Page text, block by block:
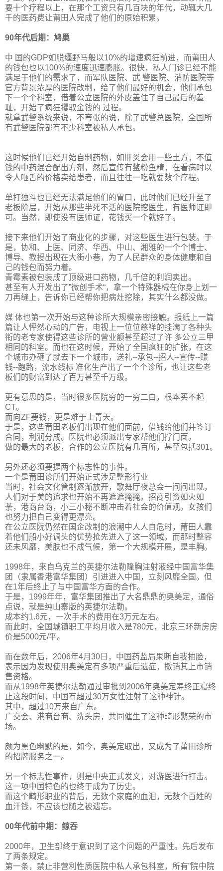
要十个疗程以上，在那个工资只有几百块的年代，动辄大几
千的医药费让莆田人完成了他们的原始积累。
90年代后期：鸠巢
中 国的GDP如脱缰野马般以10%的增速疯狂前进，而莆田人
的钱包也以100%的速度迅速膨胀。很快，私人门诊已经不能
满足于他们的需求了，而军队医院、武 警医院、消防医院等
官方背景浓厚的医院改制，给了他们最好的机会，他们承包
下一个个科室，借着公立医院的外皮盖住了自己最后的羞
耻，开始了疯狂攫取金钱的 过程。
就拿武警系统来说，不夸张的说，除了武警总医院，全国所
有武警医院都有不少科室被私人承包。
这时候他们已经开始自制药物，如肝炎会用一些土方，不值
钱的中药混合配出方剂，然后宣传有鳖粉鱼精，在看病时以
令人咂舌的价格卖给患者，而且往往一吃就要数个疗程。
单打独斗也已经无法满足他们的胃口，此时他们已经升至了
老板阶层，开始从那些半死不活的医院挖医生，有医师证即
可。当然，即使没有医师证，花钱买一个就好了。
接下来他们开始了商业化的步骤，对这些医生进行包装。于
是，协和、上医、同济、华西、中山、湘雅的一个个博士、
博导、教授出现在大街小巷，为了人民群众的身体健康和自
己的钱包而努力着。
青霉素被包装成了顶级进口药物，几千倍的利润卖出。
甚至有人开发出了”微创手术“，拿一个特殊器械在你身上划一
刀再缝上，告诉你已经帮你把病灶挖除，其实什么都没做。
媒 体也第一次开始与这种诊所大规模亲密接触。报纸上一篇
篇让人怦然心动的广告，电视上一位位慈祥的挂满了各种头
衔的老专家使得这些诊所的营业额甚至超过了许 多公立三甲
相同的科室。而也在这时候，开始了全国疯狂的扩张，在这
个城市办砸了就去下一个城市，送礼--承包--招人--宣传--赚
钱--跑路，流水线标 准化生产出了一个个诊所，也让这些老
板们的财富到达了百万甚至千万级。
更有意思的是，当时很多医院穷的一穷二白，根本买不起
CT。
而向ZF要钱，更是难于上青天。
于是，这些莆田老板们出现在他们面前，借钱给他们并签订
合同，利润分成。医院也必须派出专家帮他们撑门面。
做的最大的老板，合作的公立医院有几百所，甚至包括301。
另外还必须要提两个标志性的事件。
一个是莆田诊所们开始正式涉足整形行业
当时，社会文化管制逐渐放开，歌舞厅夜总会一间间出现，
人们对于美的追求也开始不再遮遮掩掩。招商引资如火如
荼，港商台商，小三小秘不断冲击着社会的价值观。女孩们
也努力把自己变得更漂亮。
在公立医院仍然在国企改制的浪潮中人人自危时，莆田人靠
着他们船小好调头的优势抢先进入了这一领域。而那时整容
还未风靡，美肤也不成气候，第一个大规模开展，是丰胸。
1998年，来自乌克兰的英捷尔法勒隆胸注射液经中国富华集
团（隶属香港富华集团）引进进入中国，立刻风靡全国。但
在1年后终止了与中国富华方面的合作。
于是，1999年年，富华集团推出了大名鼎鼎的奥美定，通俗
点说，就是纯山寨版的英捷尔法勒。
成本约1.6元，一次手术的费用在3万元左右。
而此时，全国城镇职工平均月收入是780元，北京三环新房房
价是5000元/平。
而在数年后，2006年4月30日，中国药监局果断自我抽脸，
表示因为发现使用奥美定有多项严重后遗症，撤销其上市销
售资格。
而从1998年英捷尔法勒通过审批到2006年奥美定寿终正寝终
止这段时间，中国有超过30万女性注射了这种神针。
其中，超过10万来自广东。
广交会、港商台商、洗头房，共同催生了这种畸形繁荣的市
场。
颇为黑色幽默的是，如今，奥美定取出，又成为了莆田诊所
的招牌服务之一。
另一个标志性事件，则是中央正式发文，对游医进行打击。
这一项中国特色的也终于成为了历史。
而这个畸形职业的背后，无数个家庭的血泪，无数个百姓的
血汗钱，不应该也随之被遗忘。
00年代前中期：鲸吞
2000年，卫生部终于意识到了这个问题的严重性。先后发布
了两条规定。
第一条，禁止非营利性质医院中私人承包科室，所有”院中院